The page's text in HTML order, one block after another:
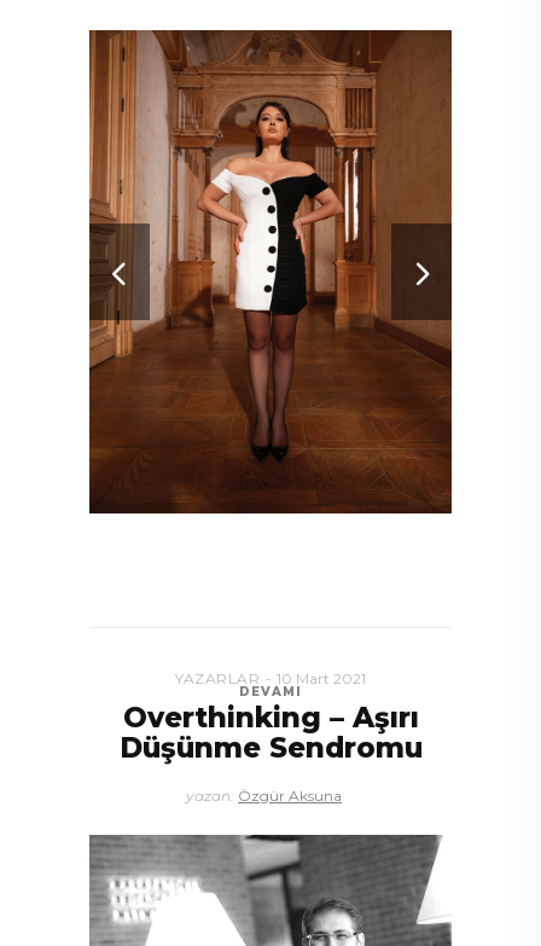
DEVAMI
YAZARLAR 10 Mart 2021
Overthinking – Aşırı
Düşünme Sendromu
yazan: Özgür Aksuna